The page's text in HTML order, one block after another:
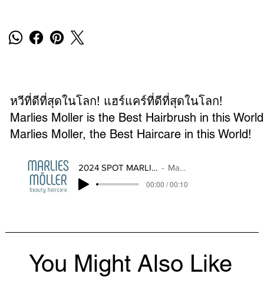
You Might Also Like
2024 SPOT MARLIES MOLLER THAILAND
Marlies Moller
00:00 / 00:10
หวีที่ดีที่สุดในโลก! แฮร์แคร์ที่ดีที่สุดในโลก!
Marlies Moller is the Best Hairbrush in this
Marlies Moller, the Best Haircare in this World!